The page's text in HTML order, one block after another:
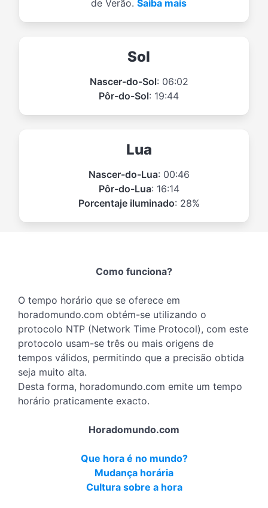
de Verão. Saiba mais
Sol
Nascer-do-Sol: 06:02
Pôr-do-Sol: 19:44
Lua
Nascer-do-Lua: 00:46
Pôr-do-Lua: 16:14
Porcentaje iluminado: 28%
Como funciona?
O tempo horário que se oferece em
horadomundo.com obtém-se utilizando o
protocolo NTP (Network Time Protocol), com este
protocolo usam-se três ou mais origens de
tempos válidos, permitindo que a precisão obtida
seja muito alta.
Desta forma, horadomundo.com emite um tempo
horário praticamente exacto.
Horadomundo.com
Que hora é no mundo?
Mudança horária
Cultura sobre a hora